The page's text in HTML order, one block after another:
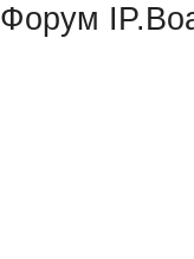
Форум